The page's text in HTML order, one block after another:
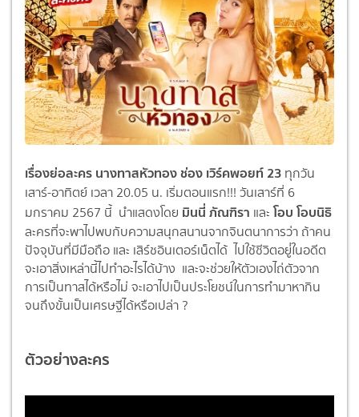
เรื่องย่อละคร นางทาสหัวทอง ช่อง เวิร์คพอยท์ 23 ทุกวัน
เสาร์-อาทิตย์ เวลา 20.05 น. เริ่มตอนแรก!!! วันเสาร์ที่ 6
มกราคม 2567 นี้ นำแสดงโดย มินนี่ ภัณฑิรา และโอบ โอบนิธิ
ละครที่จะพาไปพบกับความสนุกสนานจากจินตนาการว่า ถ้าคน
ปัจจุบันที่มีมือถือ และ เสิร์ชอินเตอร์เน็ตได้ ไปใช้ชีวิตอยู่่ในอดีต
จะเอาสิ่งเหล่านี้ไปทำอะไรได้บ้าง และจะช่วยให้ตัวเองไถ่ตัวจาก
การเป็นทาสได้หรือไม่ จะเอาไปเป็นประโยชน์ในการทำมาหากิน
จนถึงขั้นเป็นเศรษฐีได้หรือเปล่า ?
ตัวอย่างละคร